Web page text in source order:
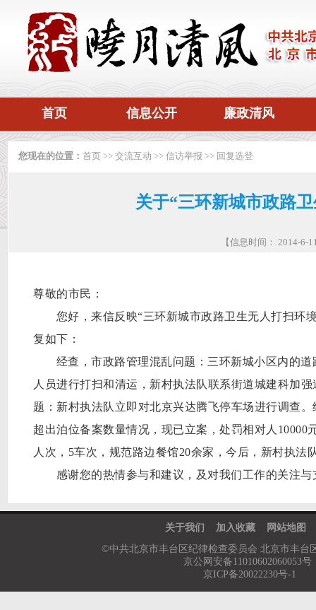
首页 信息公开 廉政清风
您现在的位置： 首页 >> 交流互动 >> 信访举报 >> 回复选登
关于“三环新城市政路
【信息时间： 2014-
尊敬的市民：
您好，来信反映“三环新城市政路卫生无人打扫环
复如下：
经查，市政路管理混乱问题：三环新城小区内的
人员进行打扫和清运，新村执法队联系街道城建科加
题：新村执法队立即对北京兴达腾飞停车场进行调查
超出泊位备案数量情况，现已立案，处罚相对人 10000
人次， 5车次，规范路边餐馆20余家，今后，新村执法
感谢您的热情参与和建议，及对我们工作的关注与